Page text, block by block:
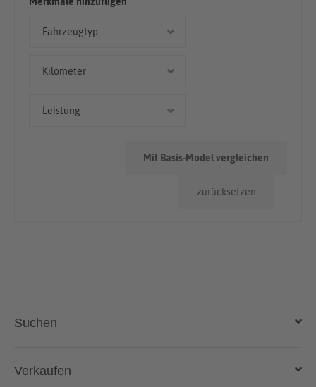
Fahrzeugtyp
Kilometer
Leistung
zurücksetzen
Mit Basis-Model vergleichen
Suchen
Auto kaufen
Verkaufen